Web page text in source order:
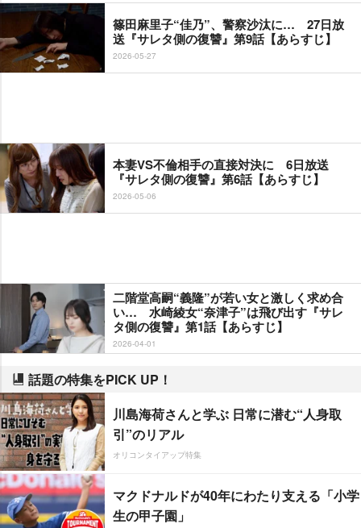
篠田麻里子“佳乃”、警察沙汰に… 27日放
送『サレタ側の復讐』第9話【あらすじ】
2026-05-27
本妻VS不倫相手の直接対決に 6日放送
『サレタ側の復讐』第6話【あらすじ】
2026-05-06
二階堂高嗣“義隆”が若い女と激しく求め合
い… 水崎綾女“奈津子”は飛び出す『サレ
タ側の復讐』第1話【あらすじ】
2026-04-01
話題の特集をPICK UP！
川島海荷さんと学ぶ 日常に潜む“人身取
引”のリアル
オリコンタイアップ特集
マクドナルドが40年にわたり支える「小学
生の甲子園」